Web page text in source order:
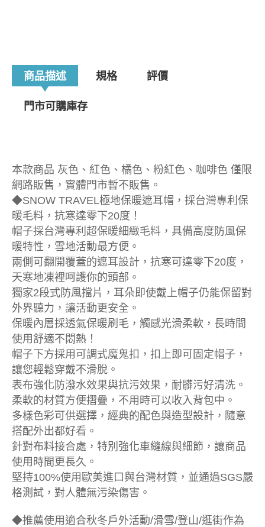
商品描述 規格 評價
門市可購庫存
本款商品 灰色、紅色、橘色、粉紅色、咖啡色 僅限
網路販售，實體門市暫不販售。
◆SNOW TRAVEL極地保暖遮耳帽，採台灣專利保
暖毛料，抗寒達零下20度！
帽子採台灣專利超保暖細緻毛料，具備高度防風保
暖特性，雪地活動最方便。
兩側可翻開覆蓋的遮耳設計，抗寒可達零下20度，
天寒地凍裡呵護你的頭部。
獨家2段式防風擋片，耳朵即使戴上帽子仍能保留對
外界聽力，讓活動更安全。
保暖內層採透氣保暖刷毛，觸感光滑柔軟，長時間
使用舒適不悶熱！
帽子下方採用可調式魔鬼扣，扣上即可固定帽子，
讓您輕鬆穿戴不滑脫。
表布強化防潑水效果與抗污效果，耐髒污好清洗。
柔軟的材質方便摺疊，不用時可以收入背包中。
多樣色彩可供選擇，經典的配色與造型設計，隨意
搭配外出都好看。
針對布料接合處，特別強化車縫線與細節，讓商品
使用時間更長久。
堅持100%使用歐美進口與台灣材質，並通過SGS嚴
格測試，對人體無污染傷害。
◆推薦使用適合秋冬戶外活動/滑雪/登山/逛街作為